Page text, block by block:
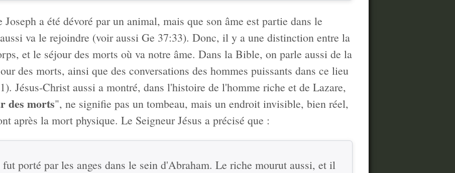
a été dévoré par un animal, mais que son âme est partie dans le
va le rejoindre (voir aussi Ge 37:33). Donc, il y a une distinction entre la
et le séjour des morts où va notre âme. Dans la Bible, on parle aussi de la
des morts, ainsi que des conversations des hommes puissants dans ce lieu
Jésus-Christ aussi a montré, dans l'histoire de l'homme riche et de Lazare,
des morts", ne signifie pas un tombeau, mais un endroit invisible, bien réel,
après la mort physique. Le Seigneur Jésus a précisé que :
porté par les anges dans le sein d'Abraham. Le riche mourut aussi, et il